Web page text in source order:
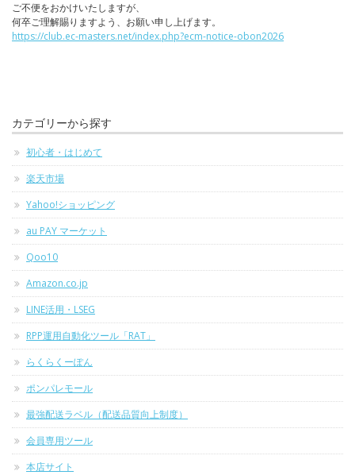
ご不便をおかけいたしますが、
何卒ご理解賜りますよう、お願い申し上げます。
https://club.ec-masters.net/index.php?ecm-notice-obon2026
カテゴリーから探す
初心者・はじめて
楽天市場
Yahoo!ショッピング
au PAY マーケット
Qoo10
Amazon.co.jp
LINE活用・LSEG
RPP運用自動化ツール「RAT」
らくらくーぽん
ポンパレモール
最強配送ラベル（配送品質向上制度）
会員専用ツール
本店サイト